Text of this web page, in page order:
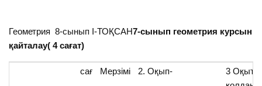
Геометрия 8-сынып І-ТОҚСАН7-сынып геометрия курсын
қайталау( 4 сағат)
сағ Мерзімі 2. Оқып-
3